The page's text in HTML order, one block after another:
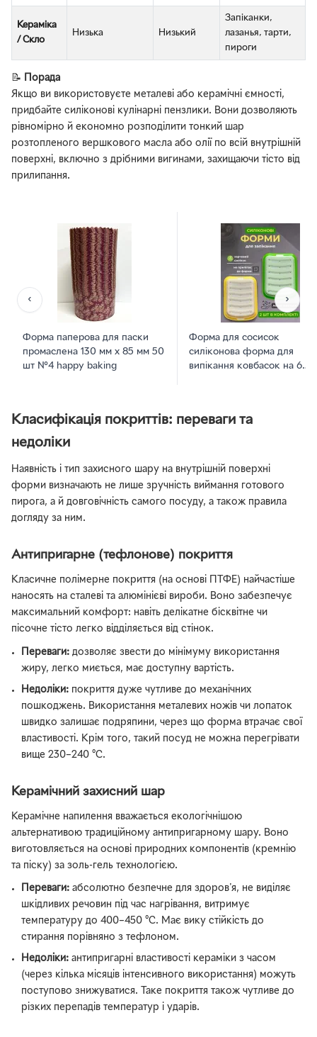
Кераміка
/ Скло
Низька Низький
Запіканки,
лазанья, тарти,
пироги
📝
Порада
Якщо ви використовуєте металеві або керамічні ємності,
придбайте силіконові кулінарні пензлики. Вони дозволяють
рівномірно й економно розподілити тонкий шар
розтопленого вершкового масла або олії по всій внутрішній
поверхні, включно з дрібними вигинами, захищаючи тісто від
прилипання.
‹
Форма паперова для паски
промаслена 130 мм х 85 мм 50
шт №4 happy baking
Форма для сосисок
силіконова форма для
випікання ковбасок на 6
›
Класифікація покриттів: переваги та
недоліки
Наявність і тип захисного шару на внутрішній поверхні
форми визначають не лише зручність виймання готового
пирога, а й довговічність самого посуду, а також правила
догляду за ним.
Антипригарне (тефлонове) покриття
Класичне полімерне покриття (на основі ПТФЕ) найчастіше
наносять на сталеві та алюмінієві вироби. Воно забезпечує
максимальний комфорт: навіть делікатне бісквітне чи
пісочне тісто легко відділяється від стінок.
Переваги: дозволяє звести до мінімуму використання
жиру, легко миється, має доступну вартість.
Недоліки: покриття дуже чутливе до механічних
пошкоджень. Використання металевих ножів чи лопаток
швидко залишає подряпини, через що форма втрачає свої
властивості. Крім того, такий посуд не можна перегрівати
вище 230–240 °C.
Керамічний захисний шар
Керамічне напилення вважається екологічнішою
альтернативою традиційному антипригарному шару. Воно
виготовляється на основі природних компонентів (кремнію
та піску) за золь-гель технологією.
Переваги: абсолютно безпечне для здоров'я, не виділяє
шкідливих речовин під час нагрівання, витримує
температуру до 400–450 °C. Має вику стійкість до
стирання порівняно з тефлоном.
Недоліки: антипригарні властивості кераміки з часом
(через кілька місяців інтенсивного використання) можуть
поступово знижуватися. Таке покриття також чутливе до
різких перепадів температур і ударів.